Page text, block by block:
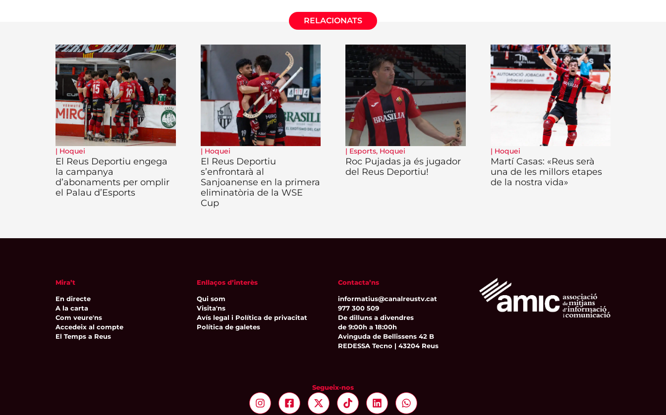
RELACIONATS
| Hoquei
El Reus Deportiu engega
la campanya
d’abonaments per omplir
el Palau d’Esports
| Hoquei
El Reus Deportiu
s’enfrontarà al
Sanjoanense en la primera
eliminatòria de la WSE
Cup
| Esports, Hoquei
Roc Pujadas ja és jugador
del Reus Deportiu!
| Hoquei
Martí Casas: «Reus serà
una de les millors etapes
de la nostra vida»
Mira’t
En directe
A la carta
Com veure'ns
Accedeix al compte
El Temps a Reus
Enllaços d’interès
Qui som
Visita'ns
Avís legal i Política de privacitat
Política de galetes
Contacta’ns
informatius@canalreustv.cat
977 300 509
De dilluns a divendres
de 9:00h a 18:00h
Avinguda de Bellissens 42 B
REDESSA Tecno | 43204 Reus
Segueix-nos